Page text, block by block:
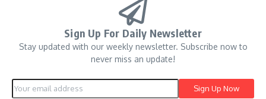
Sign Up For Daily Newsletter
Stay updated with our weekly newsletter. Subscribe now to
never miss an update!